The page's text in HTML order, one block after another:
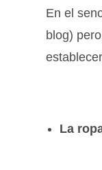
En el
blog)
La